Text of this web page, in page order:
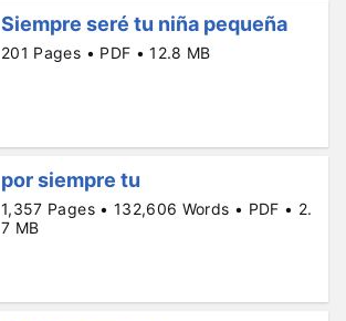
Siempre seré tu niña pequeña
201 Pages • PDF • 12.8 MB
por siempre tu
1,357 Pages • 132,606 Words • PDF • 2.
7 MB